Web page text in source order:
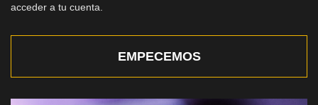
acceder a tu cuenta.
EMPECEMOS